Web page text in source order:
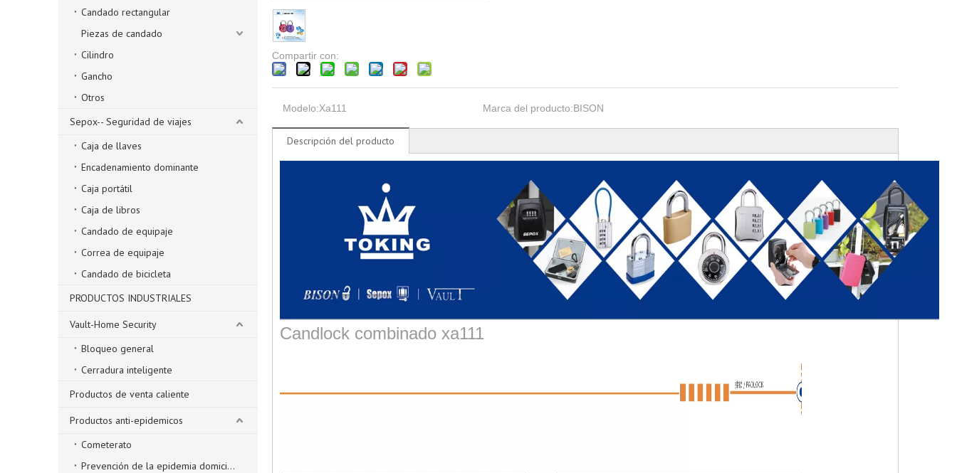
Candado rectangular
Piezas de candado
Cilindro
Gancho
Otros
Sepox-- Seguridad de viajes
Caja de llaves
Encadenamiento dominante
Caja portátil
Caja de libros
Candado de equipaje
Correa de equipaje
Candado de bicicleta
PRODUCTOS INDUSTRIALES
Vault-Home Security
Bloqueo general
Cerradura inteligente
Productos de venta caliente
Productos anti-epidemicos
Cometerato
Prevención de la epidemia domiciliaria
Compartir con:
Modelo:Xa111 Marca del producto:BISON
Descripción del producto
Candlock combinado xa111